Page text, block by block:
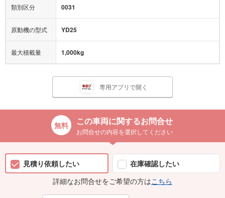
類別区分 0031
原動機の型式 YD25
最大積載量 1,000kg
専用アプリで開く
この車両に関するお問合せ
お問合せの内容を選択してください
見積り依頼したい
在庫確認したい
詳細なお問合せをご希望の方はこちら